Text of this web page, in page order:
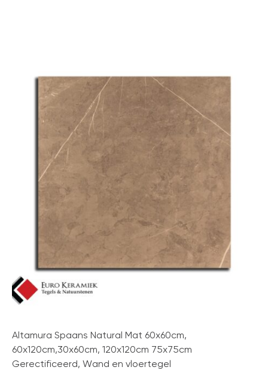
Altamura Spaans Natural Mat 60x60cm,
60x120cm,30x60cm, 120x120cm 75x75cm
Gerectificeerd, Wand en vloertegel